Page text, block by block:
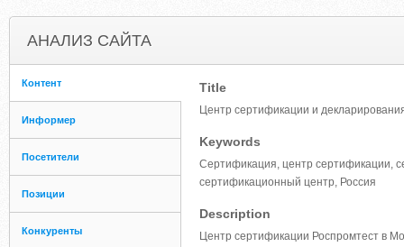
АНАЛИЗ САЙТА
Контент
Информер
Посетители
Позиции
Конкуренты
Title
Центр сертификации и
Keywords
Сертификация, центр сертификации,
сертификационный центр, Россия
Description
Центр сертификации Роспромтест в